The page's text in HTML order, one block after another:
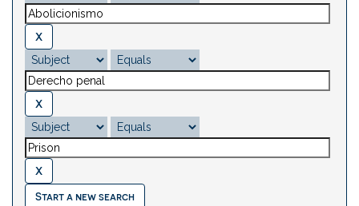
Start a new search